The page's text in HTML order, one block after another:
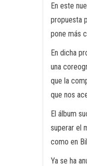
En este
propuesta
pone más
En dicha
una
que la
que nos
El álbum
superar el
como en
Ya se ha